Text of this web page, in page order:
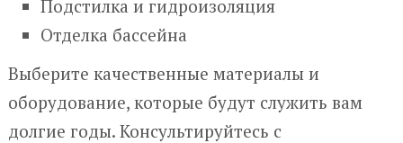
Подстилка и гидроизоляция
Отделка бассейна
Выберите качественные материалы и
оборудование, которые будут служить вам
долгие годы. Консультируйтесь с